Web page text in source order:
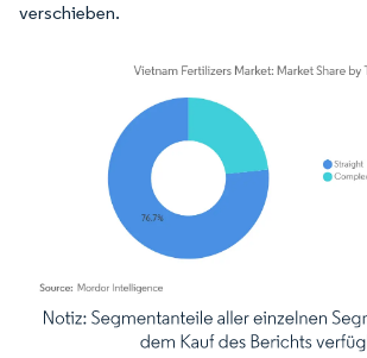
verschieben.
Bild © Mordor Intelligence. Wiederverwendung